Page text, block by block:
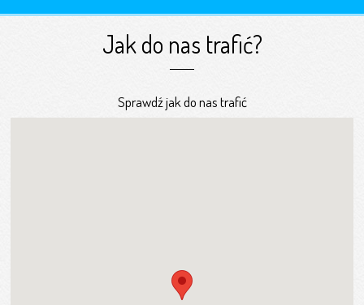
Jak do nas trafić?
Sprawdź jak do nas trafić